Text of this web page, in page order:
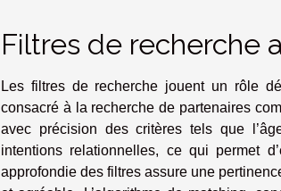
Filtres de recherche
Les filtres de recherche jouent un rôle
consacré à la recherche de partenaires
avec précision des critères tels que
intentions relationnelles, ce qui permet
approfondie des filtres assure une